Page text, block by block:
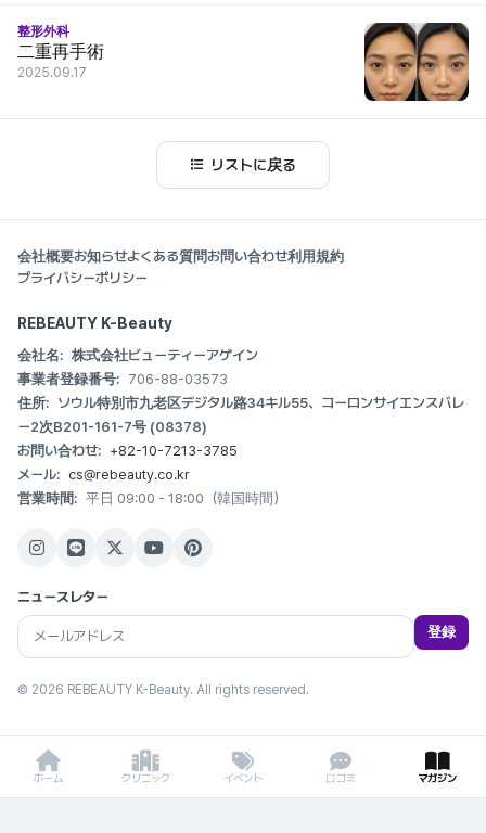
整形外科
二重再手術
2025.09.17
リストに戻る
会社概要お知らせよくある質問お問い合わせ利用規約
プライバシーポリシー
REBEAUTY K-Beauty
会社名: 株式会社ビューティーアゲイン
事業者登録番号: 706-88-03573
住所: ソウル特別市九老区デジタル路34キル55、コーロンサイエンスバレ
ー2次B201-161-7号 (08378)
お問い合わせ: +82-10-7213-3785
メール: cs@rebeauty.co.kr
営業時間: 平日 09:00 - 18:00（韓国時間）
ニュースレター
登録
© 2026 REBEAUTY K-Beauty. All rights reserved.
ホーム クリニック イベント 口コミ マガジン